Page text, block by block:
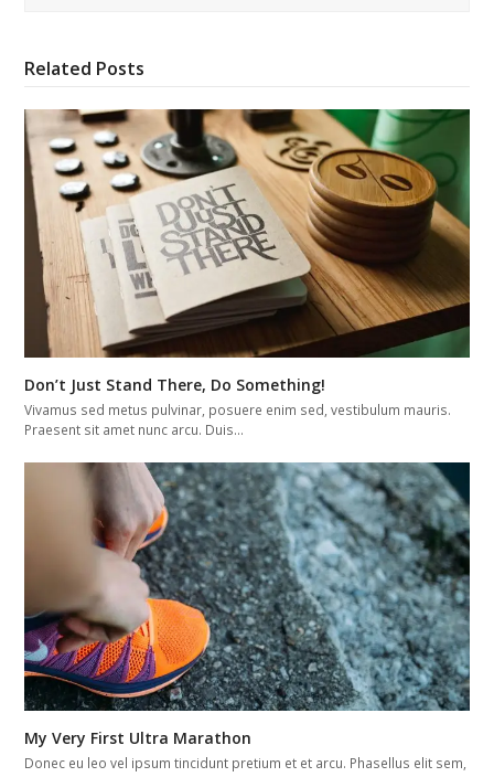
Related Posts
Don’t Just Stand There, Do Something!
Vivamus sed metus pulvinar, posuere enim sed, vestibulum mauris.
Praesent sit amet nunc arcu. Duis…
My Very First Ultra Marathon
Donec eu leo vel ipsum tincidunt pretium et et arcu. Phasellus elit sem,